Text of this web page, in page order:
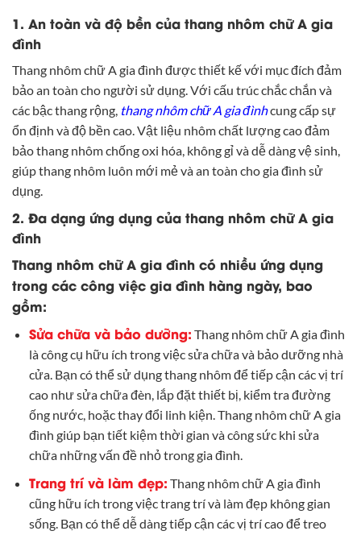
1. An toàn và độ bền của thang nhôm chữ A gia
đình
Thang nhôm chữ A gia đình được thiết kế với mục đích đảm
bảo an toàn cho người sử dụng. Với cấu trúc chắc chắn và
các bậc thang rộng, thang nhôm chữ A gia đìnhcung cấp sự
ổn định và độ bền cao. Vật liệu nhôm chất lượng cao đảm
bảo thang nhôm chống oxi hóa, không gỉ và dễ dàng vệ sinh,
giúp thang nhôm luôn mới mẻ và an toàn cho gia đình sử
dụng.
2. Đa dạng ứng dụng của thang nhôm chữ A gia
đình
Thang nhôm chữ A gia đình có nhiều ứng dụng
trong các công việc gia đình hàng ngày, bao
gồm:
Sửa chữa và bảo dưỡng: Thang nhôm chữ A gia đình
là công cụ hữu ích trong việc sửa chữa và bảo dưỡng nhà
cửa. Bạn có thể sử dụng thang nhôm để tiếp cận các vị trí
cao như sửa chữa đèn, lắp đặt thiết bị, kiểm tra đường
ống nước, hoặc thay đổi linh kiện. Thang nhôm chữ A gia
đình giúp bạn tiết kiệm thời gian và công sức khi sửa
chữa những vấn đề nhỏ trong gia đình.
Trang trí và làm đẹp: Thang nhôm chữ A gia đình
cũng hữu ích trong việc trang trí và làm đẹp không gian
sống. Bạn có thể dễ dàng tiếp cận các vị trí cao để treo